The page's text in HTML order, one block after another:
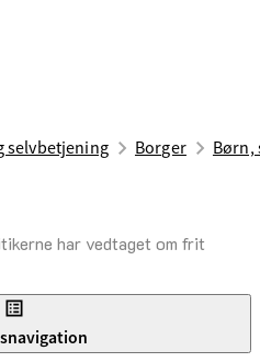
selvbetjening Borger Børn,
har vedtaget om frit